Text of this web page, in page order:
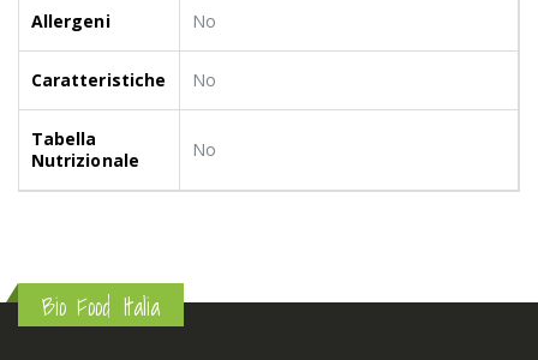
Allergeni No
Caratteristiche No
Tabella
Nutrizionale
No
Bio Food Italia